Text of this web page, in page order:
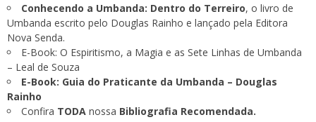
Conhecendo a Umbanda: Dentro do Terreiro, o livro de
Umbanda escrito pelo Douglas Rainho e lançado pela Editora
Nova Senda.
E-Book: O Espiritismo, a Magia e as Sete Linhas de Umbanda
– Leal de Souza
E-Book: Guia do Praticante da Umbanda – Douglas
Rainho
Confira TODA nossa Bibliografia Recomendada.